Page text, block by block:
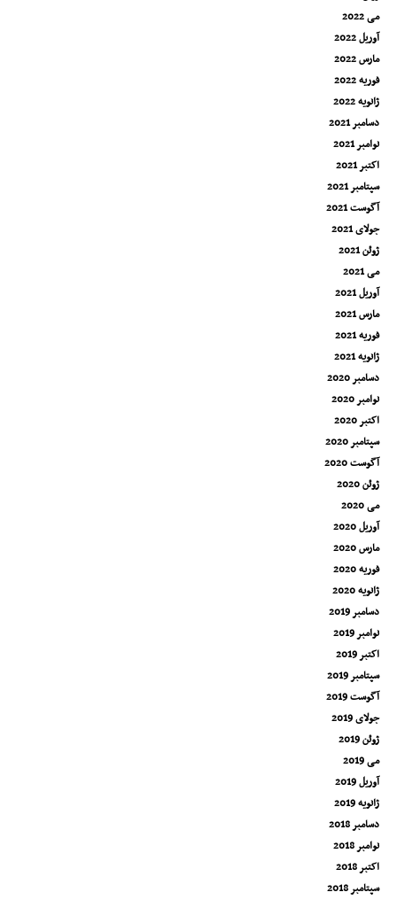
می 2022
آوریل 2022
مارس 2022
فوریه 2022
ژانویه 2022
دسامبر 2021
نوامبر 2021
اکتبر 2021
سپتامبر 2021
آگوست 2021
جولای 2021
ژوئن 2021
می 2021
آوریل 2021
مارس 2021
فوریه 2021
ژانویه 2021
دسامبر 2020
نوامبر 2020
اکتبر 2020
سپتامبر 2020
آگوست 2020
ژوئن 2020
می 2020
آوریل 2020
مارس 2020
فوریه 2020
ژانویه 2020
دسامبر 2019
نوامبر 2019
اکتبر 2019
سپتامبر 2019
آگوست 2019
جولای 2019
ژوئن 2019
می 2019
آوریل 2019
ژانویه 2019
دسامبر 2018
نوامبر 2018
اکتبر 2018
سپتامبر 2018